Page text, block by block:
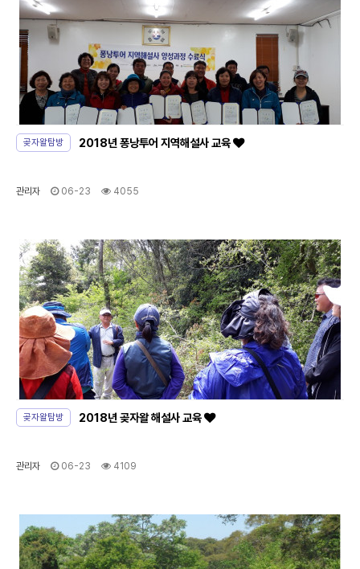
곶자왈탐방 2018년 퐁낭투어 지역해설사 교육
관리자 06-23 4055
곶자왈탐방 2018년 곶자왈 해설사 교육
관리자 06-23 4109